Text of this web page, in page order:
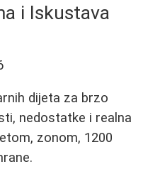
i Iskustava
dijeta za brzo
nedostatke i realna
zonom, 1200